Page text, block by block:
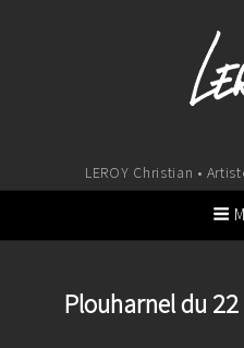
LEROY Christian •
Plouharnel du